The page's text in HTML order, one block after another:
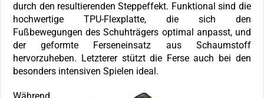
durch den resultierenden Steppeffekt. Funktional sind die
hochwertige TPU-Flexplatte, die sich den
Fußbewegungen des Schuhträgers optimal anpasst, und
der geformte Ferseneinsatz aus Schaumstoff
hervorzuheben. Letzterer stützt die Ferse auch bei den
besonders intensiven Spielen ideal.